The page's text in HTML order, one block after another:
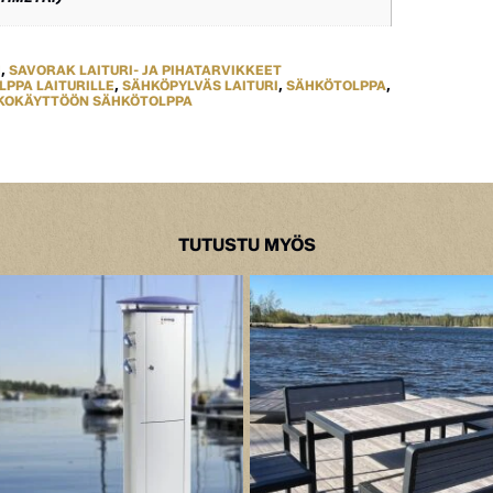
, SAVORAK LAITURI- JA PIHATARVIKKEET
LAITURILLE, SÄHKÖPYLVÄS LAITURI, SÄHKÖTOLPPA,
SÄHKÖTOLPPA
TUTUSTU MYÖS